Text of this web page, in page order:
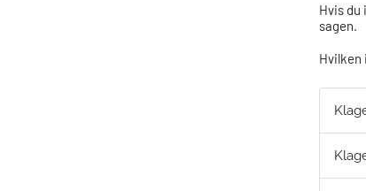
Hvis du
sagen.
Hvilken